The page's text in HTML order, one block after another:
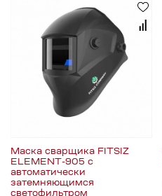
Маска сварщика FITSIZ
ELEMENT-905 с
автоматически
затемняющимся
светофильтром